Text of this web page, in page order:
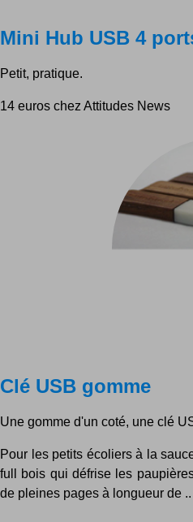
Mini Hub USB 4
Petit, pratique.
14 euros chez Attitudes News
Clé USB gomme
Une gomme d'un coté, une clé
Pour les petits écoliers à la
full bois qui défrise les
de pleines pages à longueur de